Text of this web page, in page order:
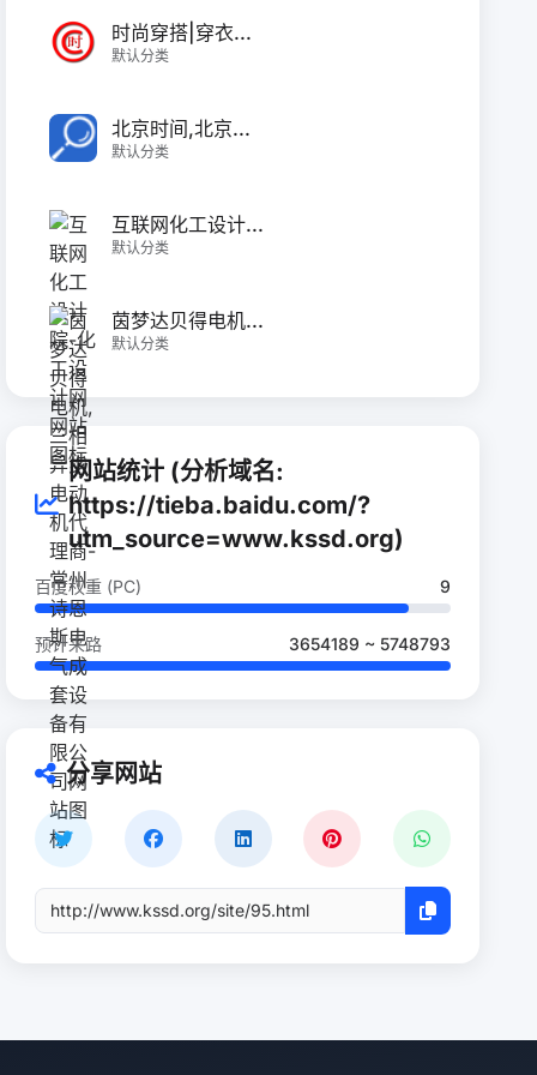
时尚穿搭|穿衣...
默认分类
北京时间,北京...
默认分类
互联网化工设计...
默认分类
茵梦达贝得电机...
默认分类
网站统计 (分析域名:
https://tieba.baidu.com/?
utm_source=www.kssd.org)
百度权重 (PC) 9
预计来路 3654189 ~ 5748793
分享网站